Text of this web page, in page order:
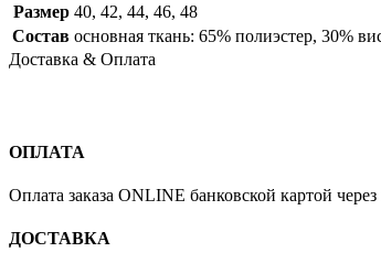
Размер 40, 42, 44, 46, 48
Состав основная ткань: 65% полиэстер, 30%
Доставка & Оплата
ОПЛАТА
Оплата заказа ONLINE банковской картой
ДОСТАВКА